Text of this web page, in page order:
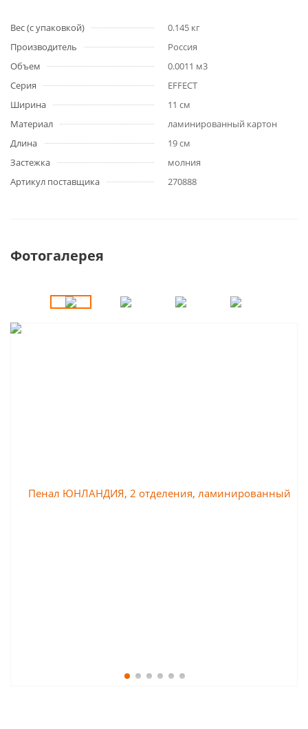
Вес (с упаковкой)
0.145 кг
Производитель
Россия
Объем
0.0011 м3
Серия
EFFECT
Ширина
11 см
Материал
ламинированный картон
Длина
19 см
Застежка
молния
Артикул поставщика
270888
Фотогалерея